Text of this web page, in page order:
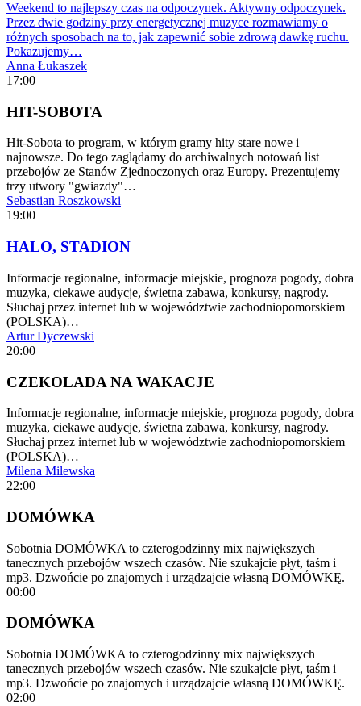
Weekend to najlepszy czas na odpoczynek. Aktywny odpoczynek.
Przez dwie godziny przy energetycznej muzyce rozmawiamy o
różnych sposobach na to, jak zapewnić sobie zdrową dawkę ruchu.
Pokazujemy…
Anna Łukaszek
17:00
HIT-SOBOTA
Hit-Sobota to program, w którym gramy hity stare nowe i
najnowsze. Do tego zaglądamy do archiwalnych notowań list
przebojów ze Stanów Zjednoczonych oraz Europy. Prezentujemy
trzy utwory "gwiazdy"…
Sebastian Roszkowski
19:00
HALO, STADION
Informacje regionalne, informacje miejskie, prognoza pogody, dobra
muzyka, ciekawe audycje, świetna zabawa, konkursy, nagrody.
Słuchaj przez internet lub w województwie zachodniopomorskiem
(POLSKA)…
Artur Dyczewski
20:00
CZEKOLADA NA WAKACJE
Informacje regionalne, informacje miejskie, prognoza pogody, dobra
muzyka, ciekawe audycje, świetna zabawa, konkursy, nagrody.
Słuchaj przez internet lub w województwie zachodniopomorskiem
(POLSKA)…
Milena Milewska
22:00
DOMÓWKA
Sobotnia DOMÓWKA to czterogodzinny mix największych
tanecznych przebojów wszech czasów. Nie szukajcie płyt, taśm i
mp3. Dzwońcie po znajomych i urządzajcie własną DOMÓWKĘ.
00:00
DOMÓWKA
Sobotnia DOMÓWKA to czterogodzinny mix największych
tanecznych przebojów wszech czasów. Nie szukajcie płyt, taśm i
mp3. Dzwońcie po znajomych i urządzajcie własną DOMÓWKĘ.
02:00